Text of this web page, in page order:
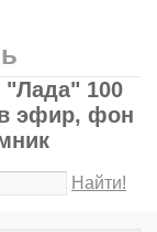
100
эфир, фон
Найти!